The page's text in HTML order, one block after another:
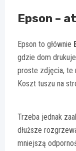
Epson –
Epson to głównie
gdzie dom
proste zdjęcia, te
Koszt tuszu na
Trzeba jednak
dłuższe
mniejszą